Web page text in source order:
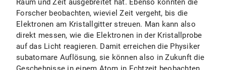
Raum und Zeit ausgebreitet hat. Ebenso konnten die
Forscher beobachten, wieviel Zeit vergeht, bis die
Elektronen am Kristallgitter streuen. Man kann also
direkt messen, wie die Elektronen in der Kristallprobe
auf das Licht reagieren. Damit erreichen die Physiker
subatomare Auflösung, sie können also in Zukunft die